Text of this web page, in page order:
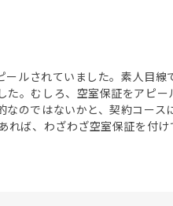
ルされていました。素人目線
。むしろ、空室保証をアピー
のではないかと、契約コース
れば、わざわざ空室保証を付